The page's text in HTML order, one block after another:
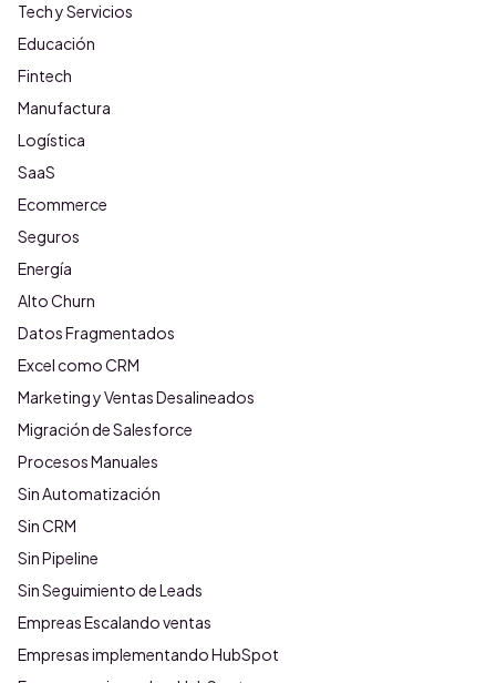
Tech y Servicios
Educación
Fintech
Manufactura
Logística
SaaS
Ecommerce
Seguros
Energía
Alto Churn
Datos Fragmentados
Excel como CRM
Marketing y Ventas Desalineados
Migración de Salesforce
Procesos Manuales
Sin Automatización
Sin CRM
Sin Pipeline
Sin Seguimiento de Leads
Empreas Escalando ventas
Empresas implementando HubSpot